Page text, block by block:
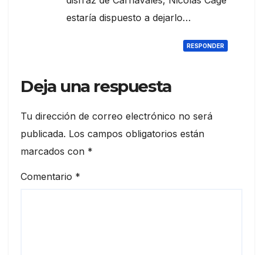
estaría dispuesto a dejarlo…
RESPONDER
Deja una respuesta
Tu dirección de correo electrónico no será
publicada. Los campos obligatorios están
marcados con *
Comentario *